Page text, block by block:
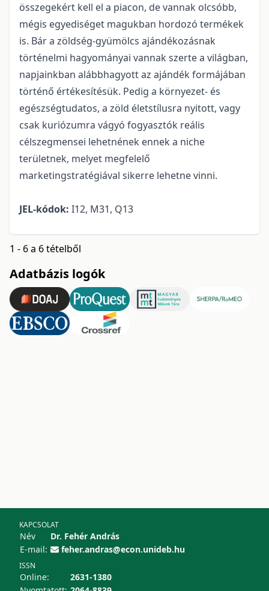
összegekért kell el a piacon, de vannak olcsóbb,
mégis egyediséget magukban hordozó termékek
is. Bár a zöldség-gyümölcs ajándékozásnak
történelmi hagyományai vannak szerte a világban,
napjainkban alábbhagyott az ajándék formájában
történő értékesítésük. Pedig a környezet- és
egészségtudatos, a zöld életstílusra nyitott, vagy
csak kuriózumra vágyó fogyasztók reális
célszegmensei lehetnének ennek a niche
területnek, melyet megfelelő
marketingstratégiával sikerre lehetne vinni.
JEL-kódok: I12, M31, Q13
1 - 6 a 6 tételből
Adatbázis logók
KAPCSOLAT
Név
Dr. Fehér András
E-mail:
feher.andras@econ.unideb.hu
ISSN
Online:
2631-1380